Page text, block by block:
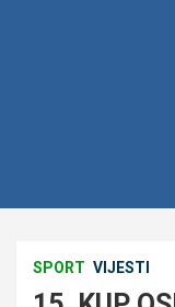
SPORT VIJESTI